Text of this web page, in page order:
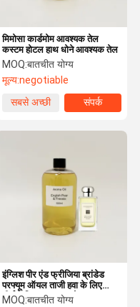
मिमोसा कार्डमोम आवश्यक तेल
कस्टम होटल हाथ धोने आवश्यक तेल
MOQ:बातचीत योग्य
मूल्य:negotiable
सबसे अच्छी
संपर्क
इंग्लिश पीर एंड फ्रीजिया ब्रांडेड
परफ्यूम ऑयल ताजी हवा के लिए
दीर्घकालिक आवश्यक तेल
MOQ:बातचीत योग्य